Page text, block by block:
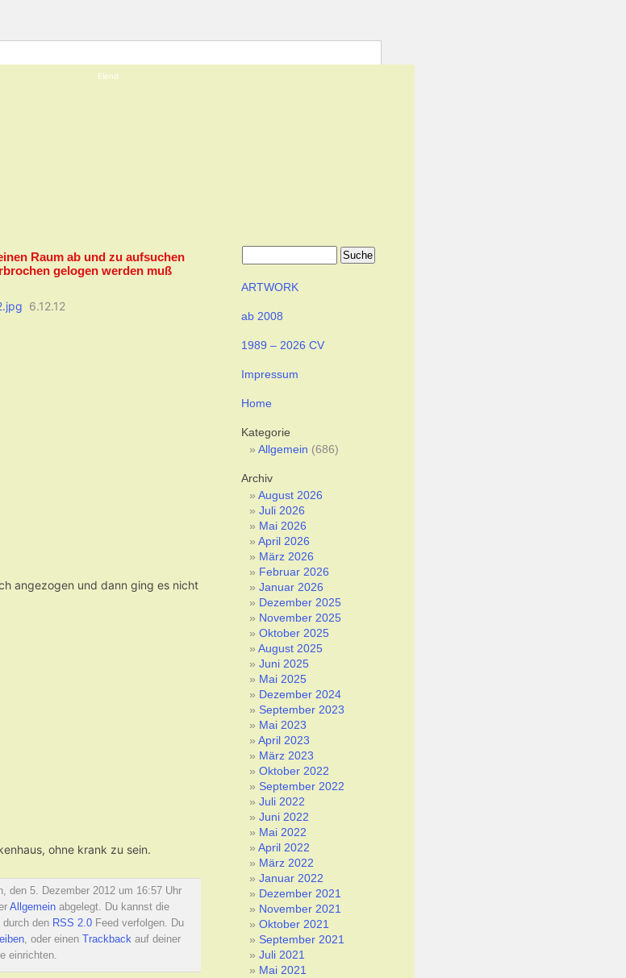
Elend
Raum ab und zu aufsuchen
gelogen werden muß
6.12.12
angezogen und dann ging es nicht
ohne krank zu sein.
den 5. Dezember 2012 um 16:57 Uhr
Allgemein abgelegt. Du kannst die
durch den RSS 2.0Feed verfolgen. Du
, oder einen Trackbackauf deiner
einrichten.
ARTWORK
ab 2008
1989 – 2026 CV
Impressum
Home
Kategorie
Allgemein (686)
Archiv
August 2026
Juli 2026
Mai 2026
April 2026
März 2026
Februar 2026
Januar 2026
Dezember 2025
November 2025
Oktober 2025
August 2025
Juni 2025
Mai 2025
Dezember 2024
September 2023
Mai 2023
April 2023
März 2023
Oktober 2022
September 2022
Juli 2022
Juni 2022
Mai 2022
April 2022
März 2022
Januar 2022
Dezember 2021
November 2021
Oktober 2021
September 2021
Juli 2021
Mai 2021